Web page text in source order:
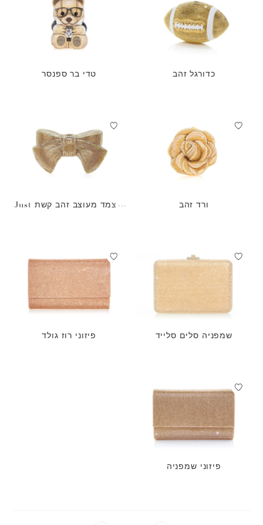
כדורגל זהב טדי בר ספנסר
ורד זהב
מצמד מעוצב זהב קשת Just
שמפניה סלים סלייד פיזוני רוז גולד
פיזוני שמפניה